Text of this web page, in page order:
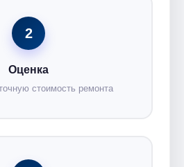
2
Оценка
стоимость ремонта